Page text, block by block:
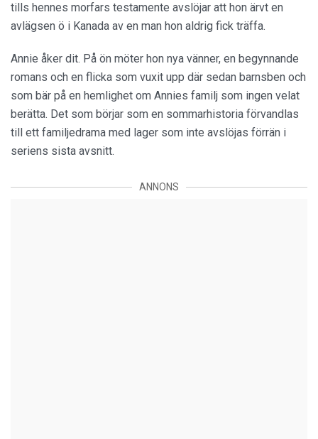
tills hennes morfars testamente avslöjar att hon ärvt en
avlägsen ö i Kanada av en man hon aldrig fick träffa.
Annie åker dit. På ön möter hon nya vänner, en begynnande
romans och en flicka som vuxit upp där sedan barnsben och
som bär på en hemlighet om Annies familj som ingen velat
berätta. Det som börjar som en sommarhistoria förvandlas
till ett familjedrama med lager som inte avslöjas förrän i
seriens sista avsnitt.
ANNONS